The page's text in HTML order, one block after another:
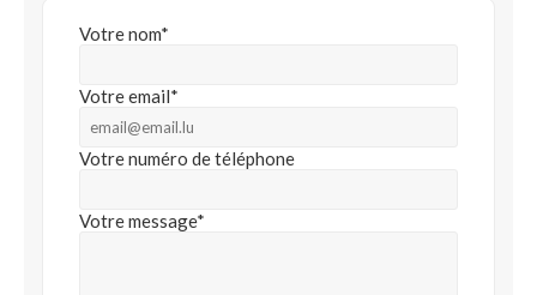
Administration immobilière
Immobilier à usage professionnel
Immobilier d’entreprise Développement immobilier
Votre nom*
Votre email*
Votre numéro de téléphone
Votre message*